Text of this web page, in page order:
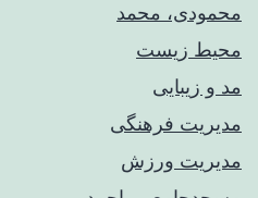
محمودی، محمد
محیط زیست
مد و زیبایی
مدیریت فرهنگی
مدیریت ورزش